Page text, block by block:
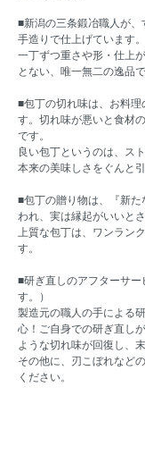
■新潟の三条鍛冶職人が
手造りで仕上げています。
一丁ずつ重さや形・仕上
とない、唯一無二の逸品
■包丁の切れ味は、お料
す。切れ味が悪いと食材
です。
良い包丁というのは、ス
本来の美味しさをぐんと
■包丁の贈り物は、『新
われ、実は縁起がいいとさ
上質な包丁は、ワンラン
す。
■研ぎ直しのアフターサ
す。）
製造元の職人の手による
心！ご自身での研ぎ直し
ような切れ味が回復し、
その他に、刃こぼれなど
ください。